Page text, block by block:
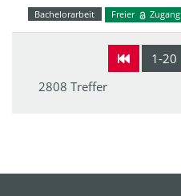
Bachelorarbeit Freier Zugang
1-20
2808 Treffer